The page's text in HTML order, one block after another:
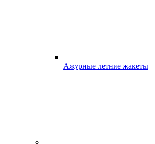
Ажурные летние жакеты